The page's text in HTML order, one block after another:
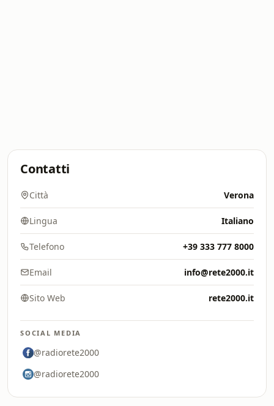
Contatti
Città Verona
Lingua Italiano
Telefono +39 333 777 8000
Email info@rete2000.it
Sito Web rete2000.it
SOCIAL MEDIA
@radiorete2000
@radiorete2000